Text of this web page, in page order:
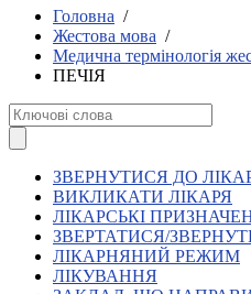
УТОГ»: прийом
Флешмоб
Переклад жестовою
Діяльність УТОГ
92 роки
93 роки УТОГ
Історії
Кадрові зміни
Працевлаштування
Про глухих
Головна /
Жестова мова /
Медична термінологія
ПЕЧІЯ
ЗВЕРНУТИСЯ ДО
ВИКЛИКАТИ ЛІКАРЯ
ЛІКАРСЬКІ
ЗВЕРТАТИСЯ/
ЛІКАРНЯНИЙ РЕЖИМ
ЛІКУВАННЯ